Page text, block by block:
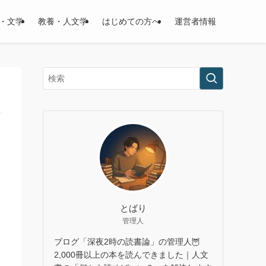
文学 教養・人文学 はじめての方へ 運営者情報
とばり
管理人
ブログ「深夜2時の読書論」の管理人🦉
2,000冊以上の本を読んできました｜人文